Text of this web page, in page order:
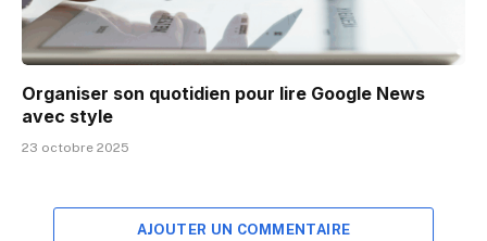
Organiser son quotidien pour lire Google News
avec style
23 octobre 2025
AJOUTER UN COMMENTAIRE